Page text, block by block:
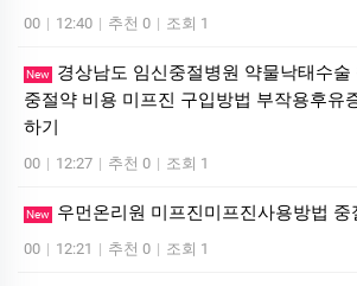
00 | 12:40 | 추천 0 | 조회 1
New
경상남도 임신중절병원 약물낙태수술
중절약 비용 미프진 구입방법 부작용후유
하기
00 | 12:27 | 추천 0 | 조회 1
New 우먼온리원 미프진미프진사용방법 중
00 | 12:21 | 추천 0 | 조회 1